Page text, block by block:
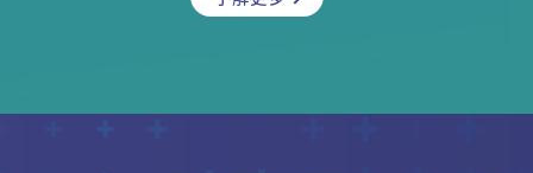
整合醫學觀點與物理治療師實證策